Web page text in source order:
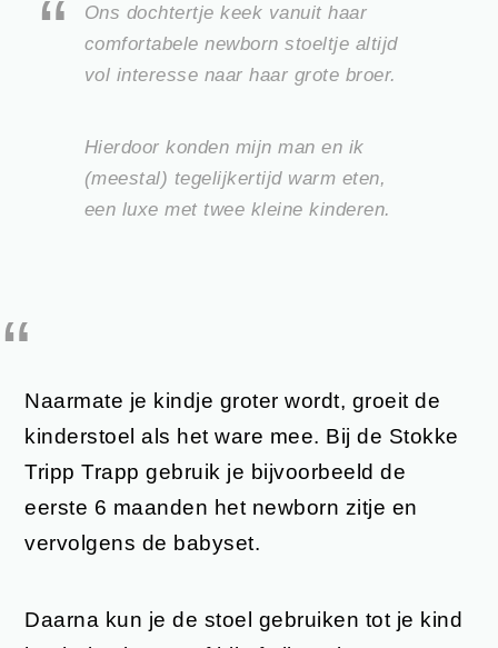
Ons dochtertje keek vanuit haar
comfortabele newborn stoeltje altijd
vol interesse naar haar grote broer.
Hierdoor konden mijn man en ik
(meestal) tegelijkertijd warm eten,
een luxe met twee kleine kinderen.
Naarmate je kindje groter wordt, groeit de
kinderstoel als het ware mee. Bij de Stokke
Tripp Trapp gebruik je bijvoorbeeld de
eerste 6 maanden het newborn zitje en
vervolgens de babyset.
Daarna kun je de stoel gebruiken tot je kind